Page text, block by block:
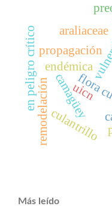
flora
endémica
camagüey
propagación
culantrillo
en peligro crítico araliaceae
uicn
remodelación
Más leído